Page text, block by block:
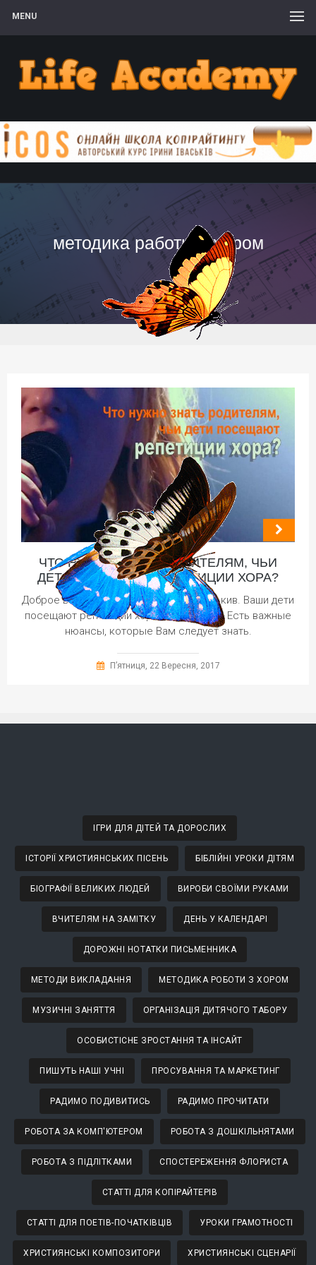
MENU
методика работы с хором
ЧТО НУЖНО ЗНАТЬ РОДИТЕЛЯМ, ЧЬИ
ДЕТИ ПОСЕЩАЮТ РЕПЕТИЦИИ ХОРА?
Доброе всем утро! С Вами Ирина Иваськив. Ваши дети
посещают репетиции хора? Прекрасно! Есть важные
нюансы, которые Вам следует знать.
П’ятниця, 22 Вересня, 2017
ІГРИ ДЛЯ ДІТЕЙ ТА ДОРОСЛИХ
ІСТОРІЇ ХРИСТИЯНСЬКИХ ПІСЕНЬ БІБЛІЙНІ УРОКИ ДІТЯМ
БІОГРАФІЇ ВЕЛИКИХ ЛЮДЕЙ ВИРОБИ СВОЇМИ РУКАМИ
ВЧИТЕЛЯМ НА ЗАМІТКУ ДЕНЬ У КАЛЕНДАРІ
ДОРОЖНІ НОТАТКИ ПИСЬМЕННИКА
МЕТОДИ ВИКЛАДАННЯ МЕТОДИКА РОБОТИ З ХОРОМ
МУЗИЧНІ ЗАНЯТТЯ ОРГАНІЗАЦІЯ ДИТЯЧОГО ТАБОРУ
ОСОБИСТІСНЕ ЗРОСТАННЯ ТА ІНСАЙТ
ПИШУТЬ НАШІ УЧНІ ПРОСУВАННЯ ТА МАРКЕТИНГ
РАДИМО ПОДИВИТИСЬ РАДИМО ПРОЧИТАТИ
РОБОТА ЗА КОМП'ЮТЕРОМ РОБОТА З ДОШКІЛЬНЯТАМИ
РОБОТА З ПІДЛІТКАМИ СПОСТЕРЕЖЕННЯ ФЛОРИСТА
СТАТТІ ДЛЯ КОПІРАЙТЕРІВ
СТАТТІ ДЛЯ ПОЕТІВ-ПОЧАТКІВЦІВ УРОКИ ГРАМОТНОСТІ
ХРИСТИЯНСЬКІ КОМПОЗИТОРИ ХРИСТИЯНСЬКІ СЦЕНАРІЇ